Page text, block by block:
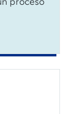
proceso